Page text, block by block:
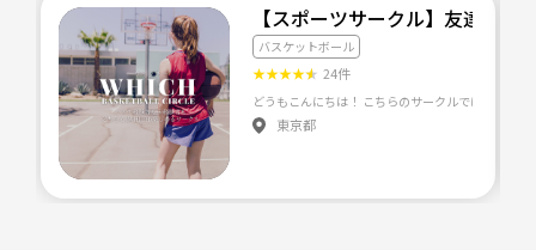
現在、一緒に楽しめる参加メンバーを大々的に募集してい
ます。
参加メンバーは20代から40代の社会人。現在の主な参加
層は20代後半から30代前半が多い感じですが、年齢に関
係なく楽しんでいます♪
他のバスケサークルに比べると女性の参加率が割りと多いと言われま
ちなみに、女性メンバー達はほぼ全員がお独りで初参加しています。
新規メンバーは毎回少しずつ増えています。
【スポーツサークル】友達作
バスケットボール
★★★★★ 24件
東京都